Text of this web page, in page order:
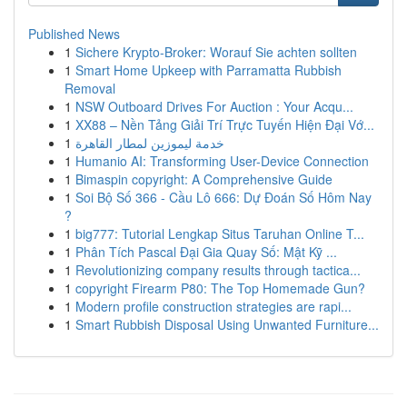
Published News
1 Sichere Krypto-Broker: Worauf Sie achten sollten
1 Smart Home Upkeep with Parramatta Rubbish
Removal
1 NSW Outboard Drives For Auction : Your Acqu...
1 XX88 – Nền Tảng Giải Trí Trực Tuyến Hiện Đại Vớ...
1 خدمة ليموزين لمطار القاهرة
1 Humanio AI: Transforming User-Device Connection
1 Bimaspin copyright: A Comprehensive Guide
1 Soi Bộ Số 366 - Cầu Lô 666: Dự Đoán Số Hôm Nay
?
1 big777: Tutorial Lengkap Situs Taruhan Online T...
1 Phân Tích Pascal Đại Gia Quay Số: Mật Kỹ ...
1 Revolutionizing company results through tactica...
1 copyright Firearm P80: The Top Homemade Gun?
1 Modern profile construction strategies are rapi...
1 Smart Rubbish Disposal Using Unwanted Furniture...